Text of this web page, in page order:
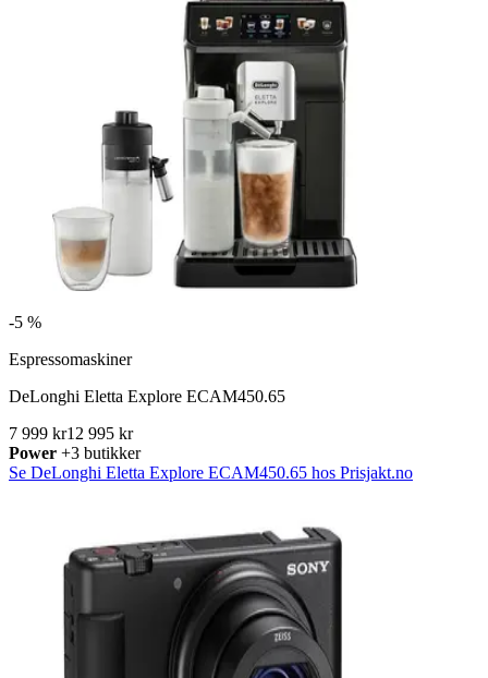
-5 %
Espressomaskiner
DeLonghi Eletta Explore ECAM450.65
7 999 kr12 995 kr
Power +3 butikker
Se DeLonghi Eletta Explore ECAM450.65 hos Prisjakt.no